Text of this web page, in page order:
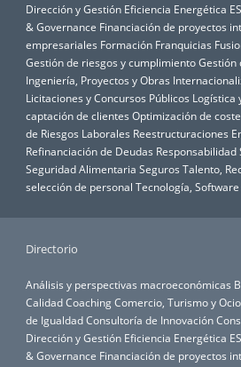
Dirección y Gestión Eficiencia Energética
& Governance Financiación de proyectos
empresariales Formación Franquicias
Gestión de riesgos y cumplimientoGestión
Ingeniería, Proyectos y Obras
Licitaciones y Concursos Públicos Logística
captación de clientes Optimización de
de Riesgos Laborales Reestructuraciones
Refinanciación de Deudas Responsabilidad
Seguridad Alimentaria Seguros Talento,
selección de personal Tecnología, Software
Directorio
Análisis y perspectivas macroeconómicas
CalidadCoachingComercio, Turismo y Ocio
de IgualdadConsultoría de Innovación
Dirección y Gestión Eficiencia Energética
& Governance Financiación de proyectos